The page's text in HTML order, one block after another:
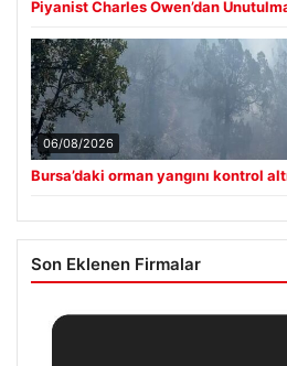
Piyanist Charles Owen’dan
06/08/2026
Bursa’daki orman yangını kontrol
Son Eklenen Firmalar